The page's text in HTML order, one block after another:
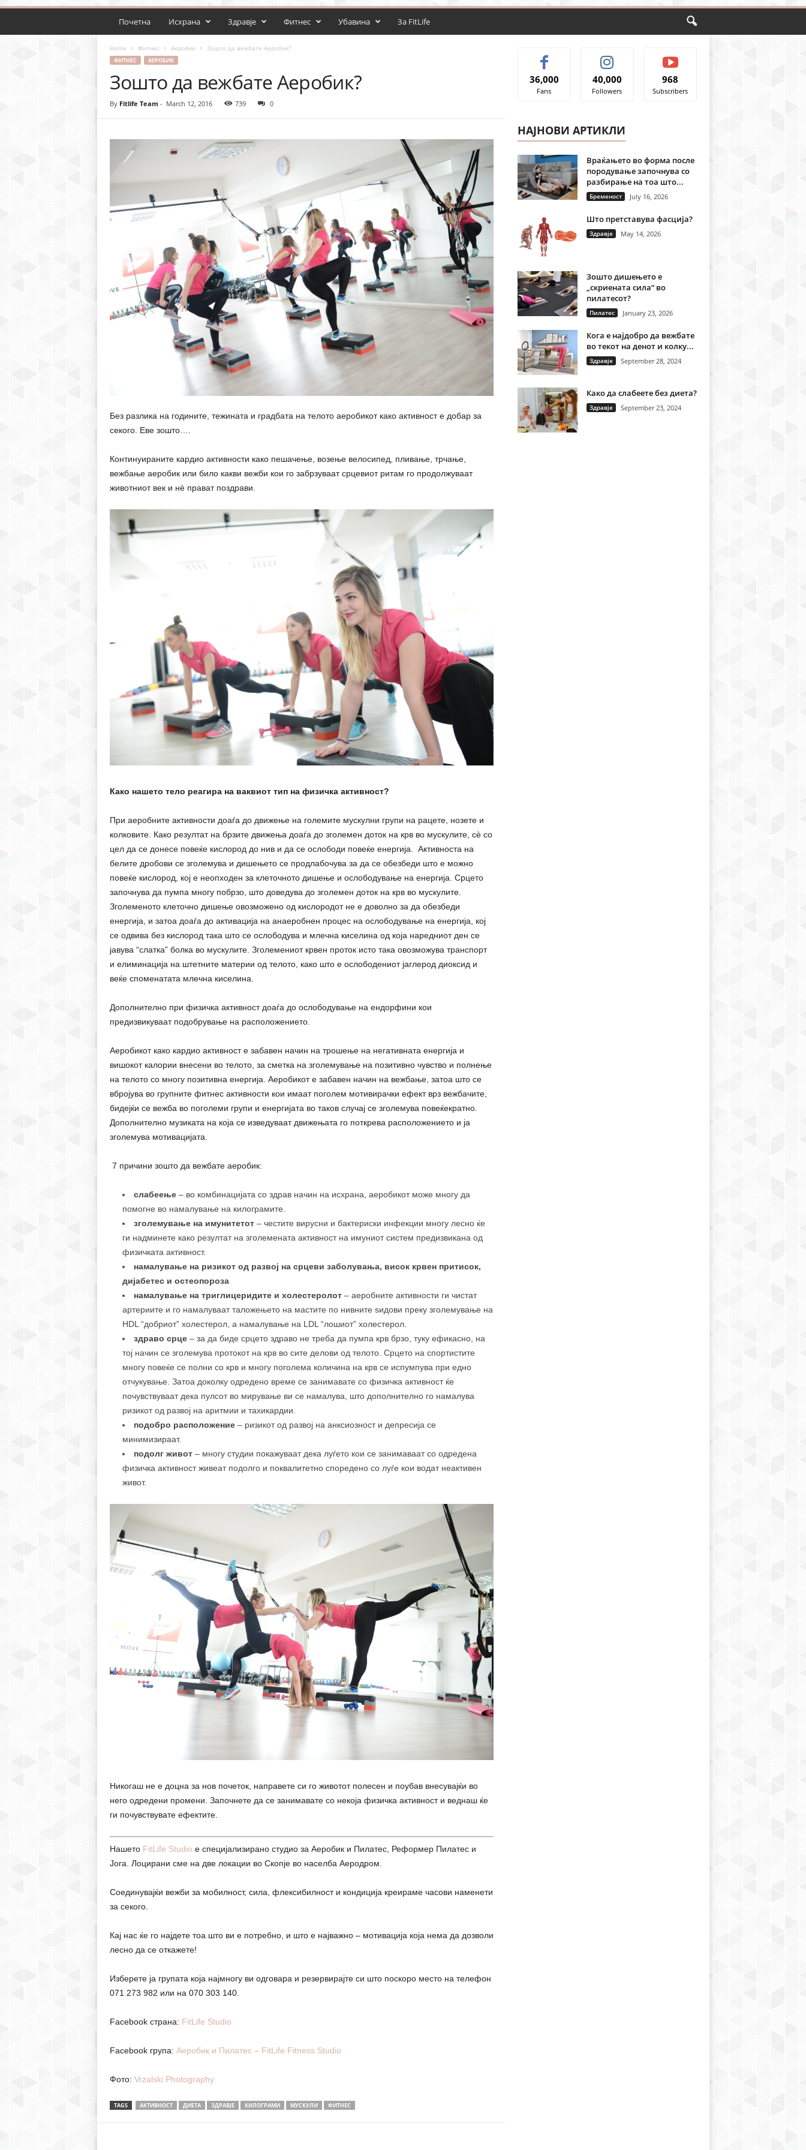
Почетна Исхрана Здравје Фитнес Убавина За FitLife
Home Фитнес Аеробик Зошто да вежбате Аеробик?
ФИТНЕС АЕРОБИК
Зошто да вежбате Аеробик?
By Fitlife Team - March 12, 2016 739 0
Без разлика на годините, тежината и градбата на телото аеробикот како активност е добар за
секого. Еве зошто….
Континуираните кардио активности како пешачење, возење велосипед, пливање, трчање,
вежбање аеробик или било какви вежби кои го забрзуваат срцевиот ритам го продолжуваат
животниот век и нè прават поздрави.
Како нашето тело реагира на ваквиот тип на физичка активност?
При аеробните активности доаѓа до движење на големите мускулни групи на рацете, нозете и
колковите. Како резултат на брзите движења доаѓа до зголемен доток на крв во мускулите, сè со
цел да се донесе повеќе кислород до нив и да се ослободи повеќе енергија. Активноста на
белите дробови се зголемува и дишењето се продлабочува за да се обезбеди што е можно
повеќе кислород, кој е неопходен за клеточното дишење и ослободување на енергија. Срцето
започнува да пумпа многу побрзо, што доведува до зголемен доток на крв во мускулите.
Зголеменото клеточно дишење овозможено од кислородот не е доволно за да обезбеди
енергија, и затоа доаѓа до активација на анаеробнен процес на ослободување на енергија, кој
се одвива без кислород така што се ослободува и млечна киселина од која наредниот ден се
јавува “слатка” болка во мускулите. Зголемениот крвен проток исто така овозможува транспорт
и елиминација на штетните материи од телото, како што е ослободениот јаглерод диоксид и
веќе споменатата млечна киселина.
Дополнително при физичка активност доаѓа до ослободување на ендорфини кои
предизвикуваат подобрување на расположението.
Аеробикот како кардио активност е забавен начин на трошење на негативната енергија и
вишокот калории внесени во телото, за сметка на зголемување на позитивно чувство и полнење
на телото со многу позитивна енергија. Аеробикот е забавен начин на вежбање, затоа што се
вбројува во групните фитнес активности кои имаат поголем мотивирачки ефект врз вежбачите,
бидејќи се вежба во поголеми групи и енергијата во таков случај се зголемува повеќекратно.
Дополнително музиката на која се изведуваат движењата го поткрева расположението и ја
зголемува мотивацијата.
7 причини зошто да вежбате аеробик:
слабеење – во комбинацијата со здрав начин на исхрана, аеробикот може многу да
помогне во намалување на килограмите.
зголемување на имунитетот – честите вирусни и бактериски инфекции многу лесно ќе
ги надминете како резултат на зголемената активност на имуниот систем предизвикана од
физичката активност.
намалување на ризикот од развој на срцеви заболувања, висок крвен притисок,
дијабетес и остеопороза
намалување на триглицеридите и холестеролот– аеробните активности ги чистат
артериите и го намалуваат таложењето на мастите по нивните ѕидови преку зголемување на
HDL “добриот” холестерол, а намалување на LDL “лошиот” холестерол.
здраво срце – за да биде срцето здраво не треба да пумпа крв брзо, туку ефикасно, на
тој начин се зголемува протокот на крв во сите делови од телото. Срцето на спортистите
многу повеќе се полни со крв и многу поголема количина на крв се испумпува при едно
отчукување. Затоа доколку одредено време се занимавате со физичка активност ќе
почувствуваат дека пулсот во мирување ви се намалува, што дополнително го намалува
ризикот од развој на аритмии и тахикардии.
подобро расположение – ризикот од развој на анксиозност и депресија се
минимизираат.
подолг живот – многу студии покажуваат дека луѓето кои се занимаваат со одредена
физичка активност живеат подолго и поквалитетно споредено со луѓе кои водат неактивен
живот.
Никогаш не е доцна за нов почеток, направете си го животот полесен и поубав внесувајќи во
него одредени промени. Започнете да се занимавате со некоја физичка активност и веднаш ќе
ги почувствувате ефектите.
Нашето FitLife Studio е специјализирано студио за Аеробик и Пилатес, Реформер Пилатес и
Јога. Лоцирани сме на две локации во Скопје во населба Аеродром.
Соединувајќи вежби за мобилност, сила, флексибилност и кондиција креираме часови наменети
за секого.
Кај нас ќе го најдете тоа што ви е потребно, и што е најважно – мотивација која нема да дозволи
лесно да се откажете!
Изберете ја групата која најмногу ви одговара и резервирајте си што поскоро место на телефон
071 273 982 или на 070 303 140.
Facebook страна: FitLife Studio
Facebook група: Аеробик и Пилатес – FitLife Fitness Studio
Фото: Vrzalski Photography
TAGS АКТИВНОСТ ДИЕТА ЗДРАВЈЕ КИЛОГРАМИ МУСКУЛИ ФИТНЕС
36,000
Fans
40,000
Followers
968
Subscribers
НАЈНОВИ АРТИКЛИ
Враќањето во форма после
породување започнува со
разбирање на тоа што...
Бременост July 16, 2026
Што претставува фасција?
Здравје May 14, 2026
Зошто дишењето е
„скриената сила“ во
пилатесот?
Пилатес January 23, 2026
Кога е најдобро да вежбате
во текот на денот и колку...
Здравје September 28, 2024
Како да слабеете без диета?
Здравје September 23, 2024